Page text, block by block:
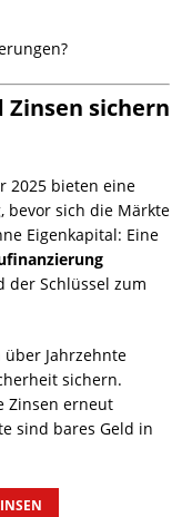
Zinsen sichern
2025 bieten eine
bevor sich die Märkte
Eigenkapital: Eine
der Schlüssel zum
Jahrzehnte
sichern.
Zinsen erneut
sind bares Geld in